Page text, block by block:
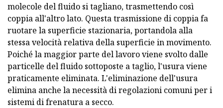
molecole del fluido si tagliano, trasmettendo così
coppia all'altro lato. Questa trasmissione di coppia fa
ruotare la superficie stazionaria, portandola alla
stessa velocità relativa della superficie in movimento.
Poiché la maggior parte del lavoro viene svolto dalle
particelle del fluido sottoposte a taglio, l'usura viene
praticamente eliminata. L'eliminazione dell'usura
elimina anche la necessità di regolazioni comuni per i
sistemi di frenatura a secco.